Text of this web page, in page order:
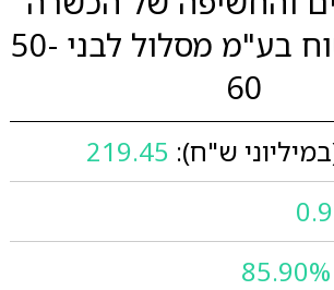
חברה לביטוח בע"מ מסלול לבני 50-
60
ש"ח): 219.45
85.90%